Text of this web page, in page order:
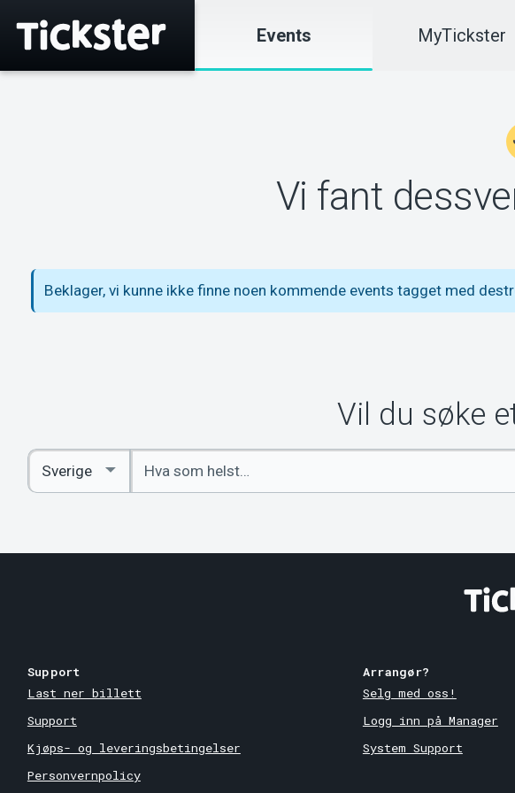
Events MyTickster
Vi fant
Beklager, vi kunne ikke finne noen kommende events tagget med
Vil du søke
Angi
nøkkelord
Select
Country
Support
Last ner billett
Support
Kjøps- og leveringsbetingelser
Personvernpolicy
Arrangør?
Selg med oss!
Logg inn på Manager
System Support